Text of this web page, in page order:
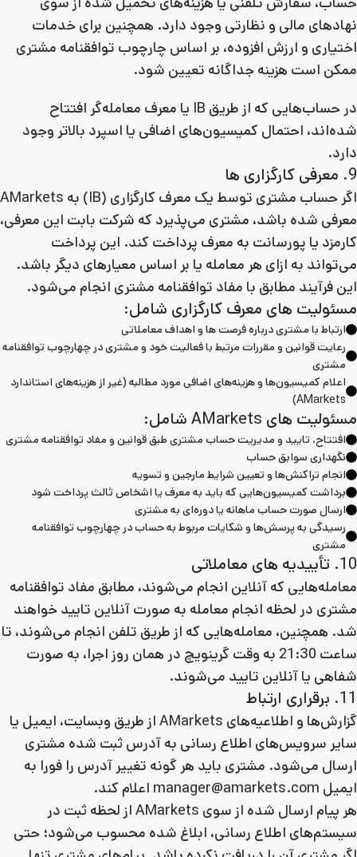
نهادهای مالی و نظارتی وجود دارد. همچنین برای خدمات
اختیاری و ارزش افزوده، بر اساس چارچوب توافقنامه مشتری
ممکن است هزینه جداگانه تعیین شود.
در حساب‌هایی که از طریق IB یا معرف معامله‌گر افتتاح
شده‌اند، احتمال کمیسیون‌های اضافی یا اسپرد بالاتر وجود
دارد.
9. معرفی کارگزاری ها
اگر حساب مشتری توسط یک معرف کارگزاری (IB) به AMarkets
معرفی شده باشد، مشتری می‌پذیرد که شرکت بابت این معرفی،
کارمزد یا پورسانت به معرف پرداخت کند. این پرداخت
می‌تواند به ازای هر معامله یا بر اساس معیارهای دیگر باشد.
این فرآیند مطابق با مفاد توافقنامه مشتری انجام می‌شود.
مسئولیت های معرف کارگزاری شامل:
ارتباط با مشتری درباره فرصت ها و اهداف معاملاتی
رعایت قوانین و مقررات مرتبط با فعالیت خود و مشتری در چهارچوب توافقنامه
مشتری
اعلام کمیسیون‌ها و هزینه‌های اضافی مورد مطالبه (غیر از هزینه‌های استاندارد
AMarkets)
مسئولیت های AMarkets شامل:
افتتاح، تایید و مدیریت حساب مشتری طبق قوانین و مفاد توافقنامه مشتری
نگهداری سوابق حساب
انجام تراکنش‌ها و تعیین شرایط مارجین و تسویه
برداشت کمیسیون‌هایی که باید به معرف یا اشخاص ثالث پرداخت شود
ارسال صورت حساب ماهانه یا دوره‌ای به مشتری
رسیدگی به پرسش‌ها و شکایات مربوط به حساب در چهارچوب توافقنامه
مشتری
10. تأییدیه های معاملاتی
معامله‌هایی که آنلاین انجام می‌شوند، مطابق مفاد توافقنامه
مشتری در لحظه انجام معامله به صورت آنلاین تایید خواهند
شد. همچنین، معامله‌هایی که از طریق تلفن انجام می‌شوند، تا
ساعت 21:30 به وقت گرینویچ در همان روز اجرا، به صورت
شفاهی یا آنلاین تایید می‌شوند.
11. برقراری ارتباط
گزارش‌ها و اطلاعیه‌های AMarkets از طریق وبسایت، ایمیل یا
سایر سرویس‌های اطلاع رسانی به آدرس ثبت شده مشتری
ارسال می‌شود. مشتری باید هر گونه تغییر آدرس را فورا به
ایمیل manager@amarkets.com اعلام کند.
هر پیام ارسال شده از سوی AMarkets از لحظه ثبت در
سیستم‌های اطلاع رسانی، ابلاغ شده محسوب می‌شود؛ حتی